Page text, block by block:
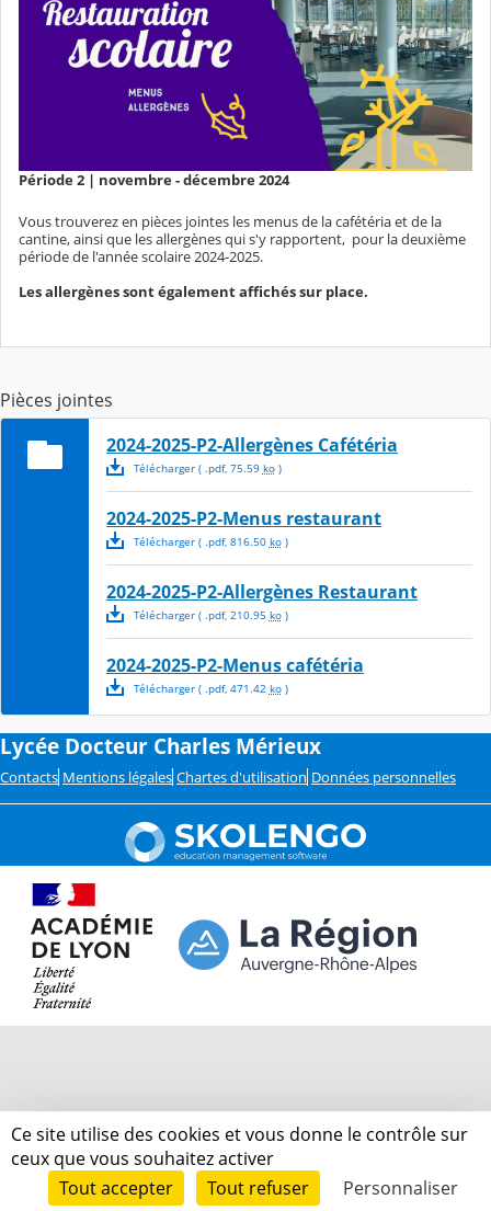
Période 2 | novembre - décembre 2024
Vous trouverez en pièces jointes les menus de la cafétéria et de la
cantine, ainsi que les allergènes qui s'y rapportent, pour la deuxième
période de l'année scolaire 2024-2025.
Les allergènes sont également affichés sur place.
Pièces jointes
2024-2025-P2-Allergènes Cafétéria
Télécharger( .pdf, 75.59 ko)
2024-2025-P2-Menus restaurant
Télécharger( .pdf, 816.50 ko)
2024-2025-P2-Allergènes Restaurant
Télécharger( .pdf, 210.95 ko)
2024-2025-P2-Menus cafétéria
Télécharger( .pdf, 471.42 ko)
Lycée Docteur Charles Mérieux
Contacts Mentions légales Chartes d'utilisation Données personnelles
Ce site utilise des cookies et vous donne le contrôle sur
ceux que vous souhaitez activer
Tout accepter
Tout refuser Personnaliser